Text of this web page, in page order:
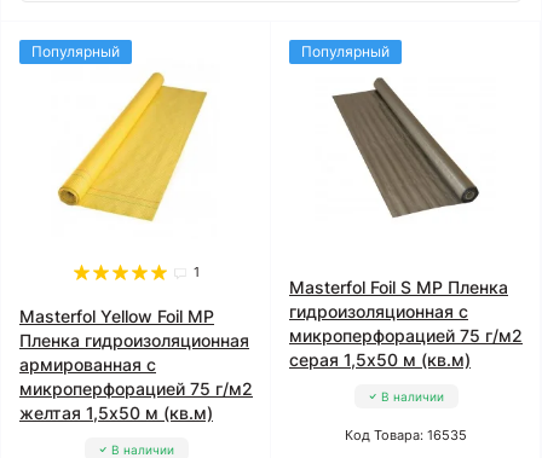
Популярный
1
Masterfol Yellow Foil MP
Пленка гидроизоляционная
армированная с
микроперфорацией 75 г/м2
желтая 1,5x50 м (кв.м)
В наличии
Популярный
Masterfol Foil S MP Пленка
гидроизоляционная с
микроперфорацией 75 г/м2
серая 1,5x50 м (кв.м)
В наличии
Код Товара: 16535